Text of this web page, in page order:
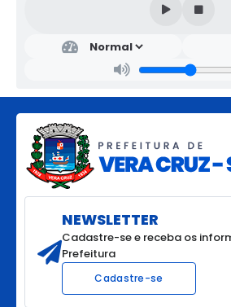
NEWSLETTER
Cadastre-se e receba os
Prefeitura
Cadastre-se